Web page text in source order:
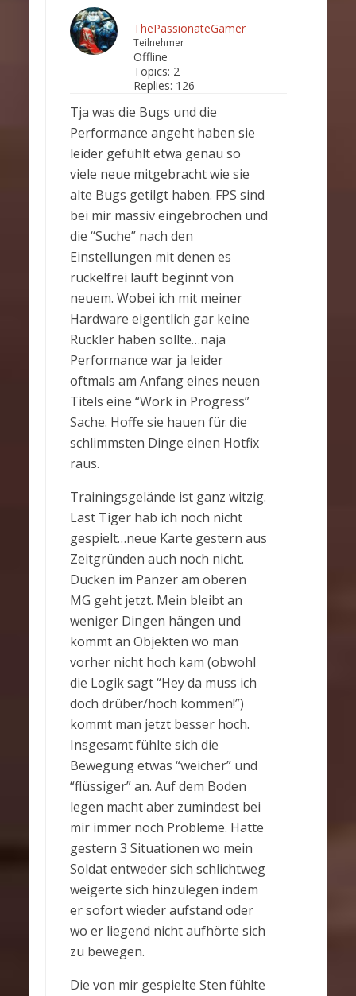
ThePassionateGamer
Teilnehmer
Offline
Topics: 2
Replies: 126
Tja was die Bugs und die
Performance angeht haben sie
leider gefühlt etwa genau so
viele neue mitgebracht wie sie
alte Bugs getilgt haben. FPS sind
bei mir massiv eingebrochen und
die “Suche” nach den
Einstellungen mit denen es
ruckelfrei läuft beginnt von
neuem. Wobei ich mit meiner
Hardware eigentlich gar keine
Ruckler haben sollte…naja
Performance war ja leider
oftmals am Anfang eines neuen
Titels eine “Work in Progress”
Sache. Hoffe sie hauen für die
schlimmsten Dinge einen Hotfix
raus.
Trainingsgelände ist ganz witzig.
Last Tiger hab ich noch nicht
gespielt…neue Karte gestern aus
Zeitgründen auch noch nicht.
Ducken im Panzer am oberen
MG geht jetzt. Mein bleibt an
weniger Dingen hängen und
kommt an Objekten wo man
vorher nicht hoch kam (obwohl
die Logik sagt “Hey da muss ich
doch drüber/hoch kommen!”)
kommt man jetzt besser hoch.
Insgesamt fühlte sich die
Bewegung etwas “weicher” und
“flüssiger” an. Auf dem Boden
legen macht aber zumindest bei
mir immer noch Probleme. Hatte
gestern 3 Situationen wo mein
Soldat entweder sich schlichtweg
weigerte sich hinzulegen indem
er sofort wieder aufstand oder
wo er liegend nicht aufhörte sich
zu bewegen.
Die von mir gespielte Sten fühlte